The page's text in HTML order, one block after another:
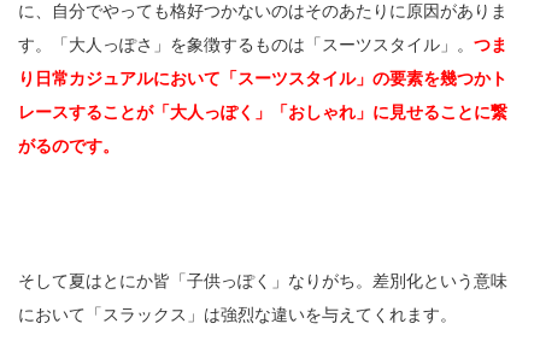
に、自分でやっても格好つかないのはそのあたりに原因がありま
す。「大人っぽさ」を象徴するものは「スーツスタイル」。 つま
り日常カジュアルにおいて「スーツスタイル」の要素を幾つかト
レースすることが「大人っぽく」「おしゃれ」に見せることに繋
がるのです。
そして夏はとにか皆「子供っぽく」なりがち。差別化という意味
において「スラックス」は強烈な違いを与えてくれます。